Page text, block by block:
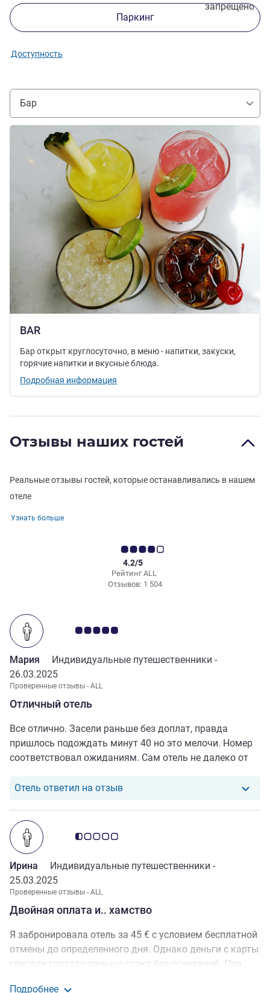
запрещено
Паркинг
Доступность
Бар
BAR
Подробная информация
Бар открыт круглосуточно, в меню - напитки, закуски,
горячие напитки и вкусные блюда.
Подробная информация
Отзывы наших гостей
Реальные отзывы гостей, которые останавливались в нашем
отеле
Узнать больше
Рейтинг ALL
4.2/5
Отзывов: 1 504
Отличный отель
Примечание: отзывы клиентов 5.0/5
Мария
Индивидуальные путешественники -
26.03.2025
Проверенные отзывы - ALL
Все отлично. Засели раньше без доплат, правда
пришлось подождать минут 40 но это мелочи. Номер
соответствовал ожиданиям. Сам отель не далеко от
магазина, Пратер и. колесо обозрения
Отель ответил на отзывОтель ответил на отзыв от
Двойная оплата и.. хамство
Примечание: отзывы клиентов 0.5/5
Ирина
Индивидуальные путешественники -
25.03.2025
Проверенные отзывы - ALL
Я забронировала отель за 45 € с условием бесплатной
отмены до определенного дня. Однако деньги с карты
списали гораздо раньше срока без оснований. При
Подробнее